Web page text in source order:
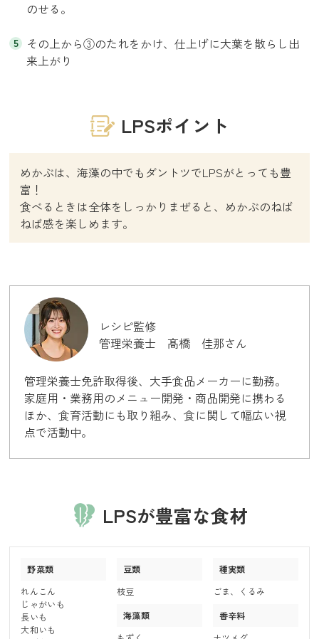
のせる。
その上から③のたれをかけ、仕上げに大葉を散らし出
来上がり
LPSポイント
めかぶは、海藻の中でもダントツでLPSがとっても豊
富！
食べるときは全体をしっかりまぜると、めかぶのねば
ねば感を楽しめます。
レシピ監修
管理栄養士 髙橋 佳那さん
管理栄養士免許取得後、大手食品メーカーに勤務。
家庭用・業務用のメニュー開発・商品開発に携わる
ほか、食育活動にも取り組み、食に関して幅広い視
点で活動中。
LPSが豊富な食材
野菜類
れんこん
じゃがいも
長いも
大和いも
豆類
枝豆
海藻類
種実類
ごま、くるみ
香辛料